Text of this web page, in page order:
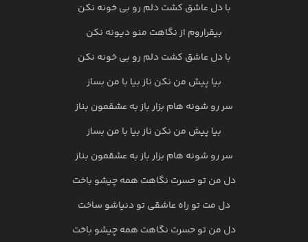
با دل عاشق کشت دلم رو بی خونه نکن
بیقراروم از نگاهت منو دیونه نکن
با دل عاشق کشت دلم رو بی خونه نکن
بیا پیش من نکن ناز بیا با من بساز
سر رو شونه هام بزار باز به عشقمون بناز
بیا پیش من نکن ناز بیا با من بساز
سر رو شونه هام بزار باز به عشقمون بناز
دل من تو حسرت نگاهت همه چیشو باخت
دل مت تو راه عاشقی تو دنیاشو ساخت
دل من تو حسرت نگاهت همه چیشو باخت